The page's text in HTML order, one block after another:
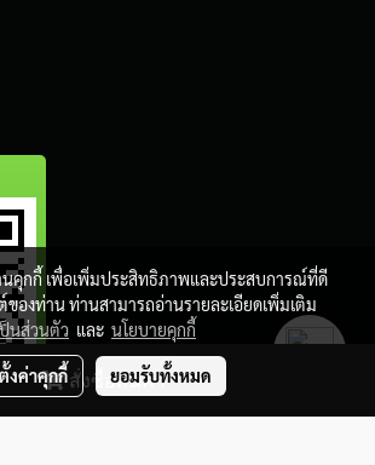
สั่งซื้อสินค้า
นคุกกี้ เพื่อเพิ่มประสิทธิภาพและประสบการณ์ที่ดี
ของท่าน ท่านสามารถอ่านรายละเอียดเพิ่มเติม
นส่วนตัว และ นโยบายคุกกี้
ตั้งค่าคุกกี้ ยอมรับทั้งหมด